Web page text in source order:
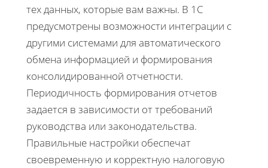
тех данных, которые вам важны. В 1С
предусмотрены возможности интеграции с
другими системами для автоматического
обмена информацией и формирования
консолидированной отчетности.
Периодичность формирования отчетов
задается в зависимости от требований
руководства или законодательства.
Правильные настройки обеспечат
своевременную и корректную налоговую